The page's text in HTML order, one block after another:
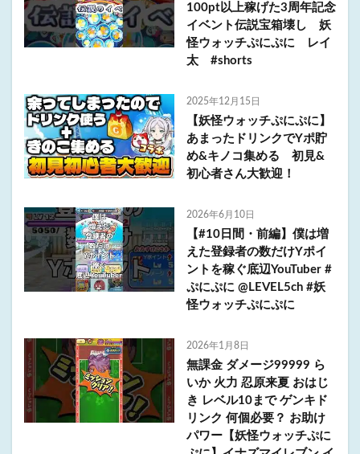
100pt以上稼げた3周年記念
イベント伝説宝箱壊し 妖
怪ウォッチぷにぷに レイ
太 #shorts
2025年12月15日
【妖怪ウォッチぷにぷに】
あまったドリンクでYポ貯
め&キノコ集める 初見&
初心者さん大歓迎！
2026年6月10日
【#10日間・前編】僕は増
えた登録者の数だけYポイ
ントを稼ぐ底辺YouTuber #
ぷにぷに @LEVEL5ch #妖
怪ウォッチぷにぷに
2026年1月8日
無課金 ダメージ99999 ら
いか 火力 忍原来夏 おはじ
き レベル10まで ゲンキド
リンク 何個必要？ お助け
パワー【妖怪ウォッチぷに